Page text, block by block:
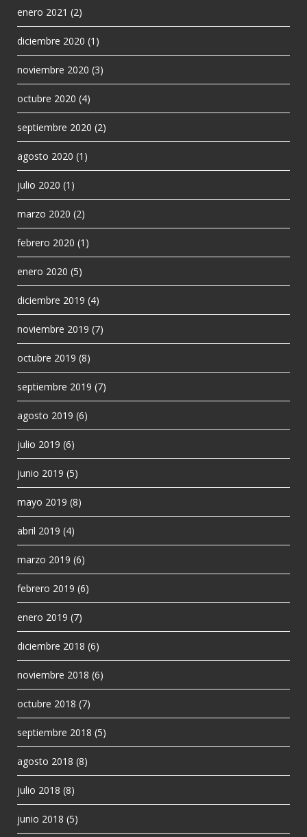
enero 2021 (2)
diciembre 2020 (1)
noviembre 2020 (3)
octubre 2020 (4)
septiembre 2020 (2)
agosto 2020 (1)
julio 2020 (1)
marzo 2020 (2)
febrero 2020 (1)
enero 2020 (5)
diciembre 2019 (4)
noviembre 2019 (7)
octubre 2019 (8)
septiembre 2019 (7)
agosto 2019 (6)
julio 2019 (6)
junio 2019 (5)
mayo 2019 (8)
abril 2019 (4)
marzo 2019 (6)
febrero 2019 (6)
enero 2019 (7)
diciembre 2018 (6)
noviembre 2018 (6)
octubre 2018 (7)
septiembre 2018 (5)
agosto 2018 (8)
julio 2018 (8)
junio 2018 (5)